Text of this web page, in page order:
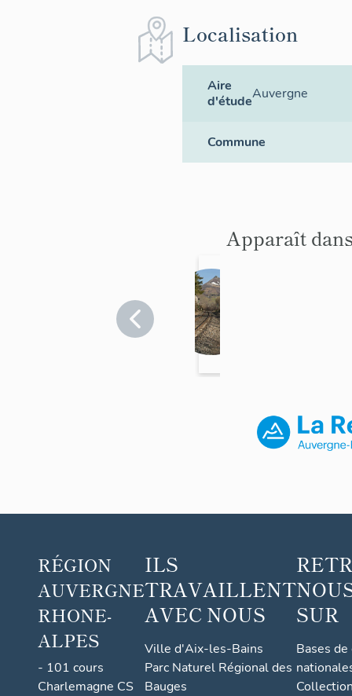
Localisation
Aire
d'étudeAuvergne
Commune
Apparaît
v
a
r
s
-
(
F
RÉGION
AUVERGNE
RHONE-
ALPES
- 101 cours
Charlemagne CS
ILS
TRAVAILLENT
AVEC NOUS
Ville d'Aix-les-Bains
Parc Naturel Régional des
Bauges
SUR
Bases